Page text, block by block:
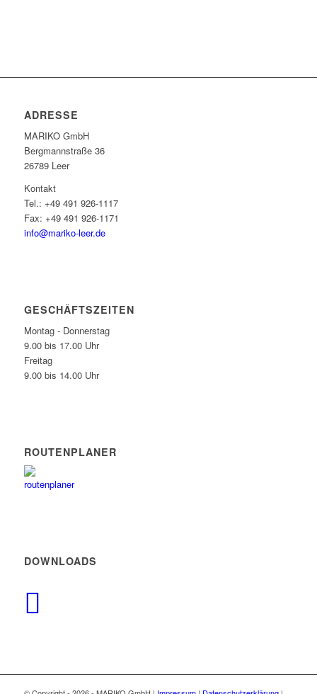
ADRESSE
MARIKO GmbH
Berg­mann­straße 36
26789 Leer
Kontakt
Tel.: +49 491 926-1117
Fax: +49 491 926-1171
info@mariko-leer.de
GESCHÄFTSZEITEN
Montag - Donnerstag
9.00 bis 17.00 Uhr
Freitag
9.00 bis 14.00 Uhr
ROUTENPLANER
DOWNLOADS